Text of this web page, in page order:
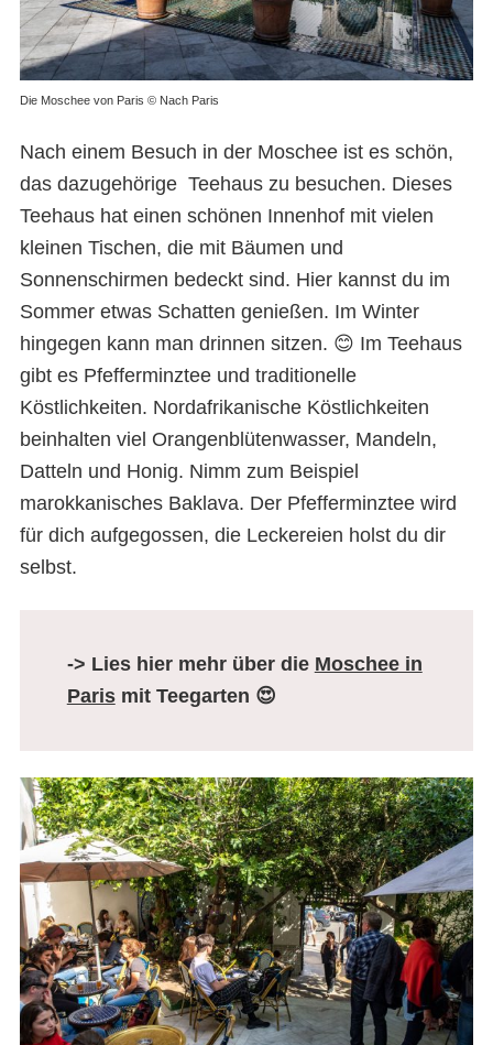
Die Moschee von Paris © Nach Paris
Nach einem Besuch in der Moschee ist es schön,
das dazugehörige Teehaus zu besuchen. Dieses
Teehaus hat einen schönen Innenhof mit vielen
kleinen Tischen, die mit Bäumen und
Sonnenschirmen bedeckt sind. Hier kannst du im
Sommer etwas Schatten genießen. Im Winter
hingegen kann man drinnen sitzen. 😊 Im Teehaus
gibt es Pfefferminztee und traditionelle
Köstlichkeiten. Nordafrikanische Köstlichkeiten
beinhalten viel Orangenblütenwasser, Mandeln,
Datteln und Honig. Nimm zum Beispiel
marokkanisches Baklava. Der Pfefferminztee wird
für dich aufgegossen, die Leckereien holst du dir
selbst.
-> Lies hier mehr über die Moschee in
Parismit Teegarten 😍